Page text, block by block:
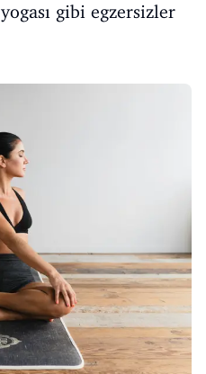
gibi egzersizler